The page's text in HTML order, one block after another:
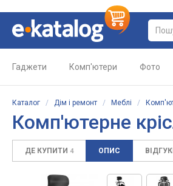
Гаджети Комп'ютери Фото
Каталог / Дім і ремонт / Меблі /
Комп'ютерне
ДЕ КУПИТИ 4 ОПИС